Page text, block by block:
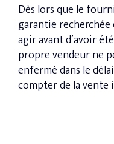
Dès lors que le
garantie recherchée
agir avant d’avoir
propre vendeur ne
enfermé dans le
compter de la vente